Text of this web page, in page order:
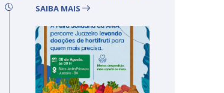
SAIBA MAIS